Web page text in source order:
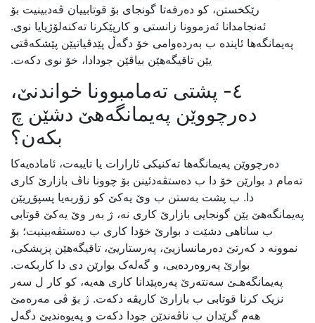
رێکخستن، کو دەرفەتا گونجای بۆ قوتابییان ڤەدبینیت بۆ
ئەنجامدانا ئەزموونا زانستی و کارپێکرنا تەکنەلۆژیایا نوی.
پەیمانگەها ئایندە ب بەردەوامى خۆ دگەڵ پێدڤیاتیێن پێشکەڤتی
یێن تاقیگەهێن بیاڤێن جودادا، خۆ نوی دکەت.
٤- پشتی تەمامبوونا خواندنێ،
دەرچووێن پەیمانگەهێ دشێن چ
بکەن؟
دەرچووێن پەیمانگەها تەکنیکی ئارارات یا تایبەت، ئامادەیەکا
تەمام د بوارێن خۆ دا ب دەستڤەدئینن بۆ چوونا ناڤ بازارێ کاری
دا. ب پشت بەستن ب وێ یەکێ کو زۆربەیا پسپۆڕیێن
پەیمانگەهێ یێن گونجایی بازارێ کاری نە، ژ بەر وێ یەکێ قوتابی
ب ساناهی دشێت د بوارێ خۆدا کاری ب دەستڤەبینیت؛ بۆ
نموونە د کەرتێ دەرمانسازیێ، پەرستاریێ، تاقیگەهێن پزیشکی،
بوارێ پەروەردەیی، و گەلەک بوارێن دی دا کاربکەت.
پەیمانگەهـێ سەنتەرێ پەرەپێدانا کاری هەیە، کو کار ل سەر
نزیک کرنا قوتابی ب بازارێ کاریڤە دکەت. ژ بۆ ڤی مەرەمێ
هەم گرێدان ب ناڤەندێن جودا دکەت و پەیوەندیێ دگەل